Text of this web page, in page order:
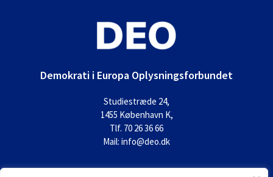
Demokrati i Europa Oplysningsforbundet
Studiestræde 24,
1455 København K,
Tlf. 70 26 36 66
Mail: info@deo.dk